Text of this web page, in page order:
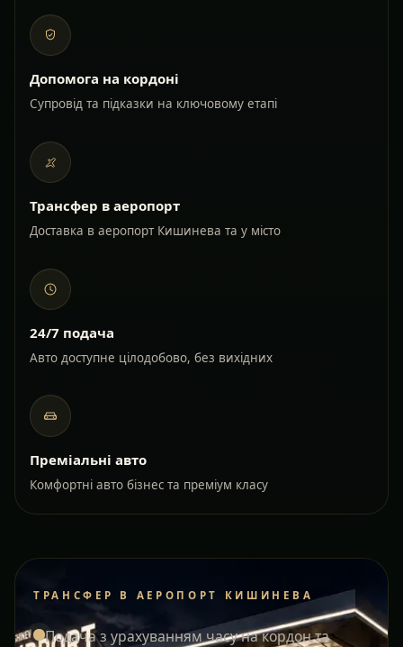
Допомога на кордоні
Супровід та підказки на ключовому етапі
Трансфер в аеропорт
Доставка в аеропорт Кишинева та у місто
24/7 подача
Авто доступне цілодобово, без вихідних
Преміальні авто
Комфортні авто бізнес та преміум класу
ТРАНСФЕР В АЕРОПОРТ КИШИНЕВА
Подача з урахуванням часу на кордон та